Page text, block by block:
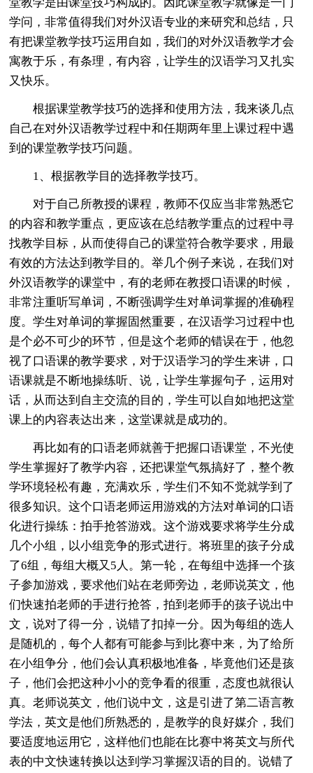
学问，非常值得我们对外汉语专业的来研究和总结，只
有把课堂教学技巧运用自如，我们的对外汉语教学才会
寓教于乐，有条理，有内容，让学生的汉语学习又扎实
又快乐。
根据课堂教学技巧的选择和使用方法，我来谈几点
自己在对外汉语教学过程中和任期两年里上课过程中遇
到的课堂教学技巧问题。
1、根据教学目的选择教学技巧。
对于自己所教授的课程，教师不仅应当非常熟悉它
的内容和教学重点，更应该在总结教学重点的过程中寻
找教学目标，从而使得自己的课堂符合教学要求，用最
有效的方法达到教学目的。举几个例子来说，在我们对
外汉语教学的课堂中，有的老师在教授口语课的时候，
非常注重听写单词，不断强调学生对单词掌握的准确程
度。学生对单词的掌握固然重要，在汉语学习过程中也
是个必不可少的环节，但是这个老师的错误在于，他忽
视了口语课的教学要求，对于汉语学习的学生来讲，口
语课就是不断地操练听、说，让学生掌握句子，运用对
话，从而达到自主交流的目的，学生可以自如地把这堂
课上的内容表达出来，这堂课就是成功的。
再比如有的口语老师就善于把握口语课堂，不光使
学生掌握好了教学内容，还把课堂气氛搞好了，整个教
学环境轻松有趣，充满欢乐，学生们不知不觉就学到了
很多知识。这个口语老师运用游戏的方法对单词的口语
化进行操练：拍手抢答游戏。这个游戏要求将学生分成
几个小组，以小组竞争的形式进行。将班里的孩子分成
了6组，每组大概又5人。第一轮，在每组中选择一个孩
子参加游戏，要求他们站在老师旁边，老师说英文，他
们快速拍老师的手进行抢答，拍到老师手的孩子说出中
文，说对了得一分，说错了扣掉一分。因为每组的选人
是随机的，每个人都有可能参与到比赛中来，为了给所
在小组争分，他们会认真积极地准备，毕竟他们还是孩
子，他们会把这种小小的竞争看的很重，态度也就很认
真。老师说英文，他们说中文，这是引进了第二语言教
学法，英文是他们所熟悉的，是教学的良好媒介，我们
要适度地运用它，这样他们也能在比赛中将英文与所代
表的中文快速转换以达到学习掌握汉语的目的。说错了